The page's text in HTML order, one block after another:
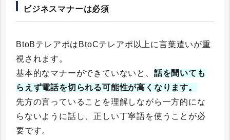
ビジネスマナーは必須
BtoBテレアポはBtoCテレアポ以上に言葉遣いが重
視されます。
基本的なマナーができていないと、 話を聞いても
らえず電話を切られる可能性が高くなります。
先方の言っていることを理解しながら一方的にな
らないように話し、正しい丁寧語を使うことが必
要です。